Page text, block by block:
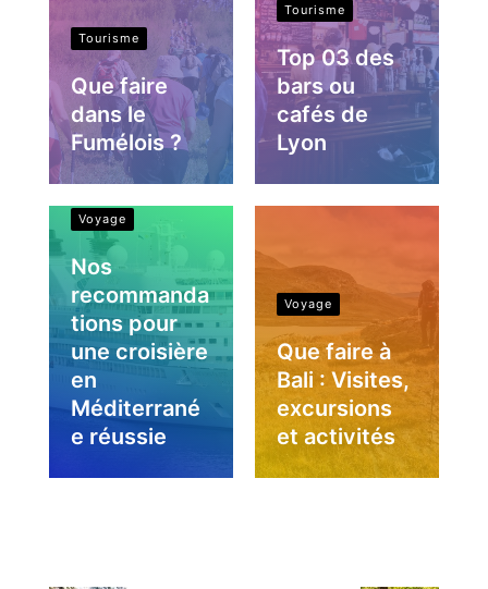
Tourisme
Que faire
dans le
Fumélois ?
Tourisme
Top 03 des
bars ou
cafés de
Lyon
Voyage
Nos
recommanda
tions pour
une croisière
en
Méditerrané
e réussie
Voyage
Que faire à
Bali : Visites,
excursions
et activités